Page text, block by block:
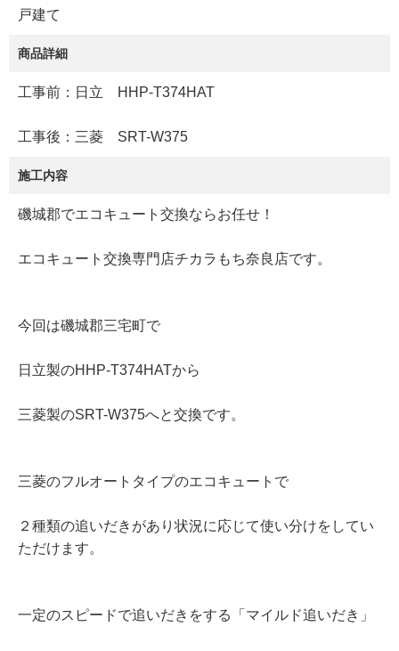
戸建て
商品詳細
工事前：日立 HHP-T374HAT
工事後：三菱 SRT-W375
施工内容
磯城郡でエコキュート交換ならお任せ！
エコキュート交換専門店チカラもち奈良店です。
今回は磯城郡三宅町で
日立製のHHP-T374HATから
三菱製のSRT-W375へと交換です。
三菱のフルオートタイプのエコキュートで
２種類の追いだきがあり状況に応じて使い分けをしてい
ただけます。
一定のスピードで追いだきをする「マイルド追いだき」